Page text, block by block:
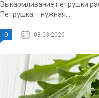
Выкармливание петрушки
Петрушка – нужная...
0 08.03.2020